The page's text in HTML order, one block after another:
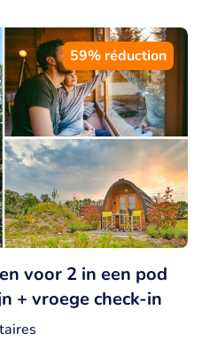
59% réduction
voor 2 in een pod
+ vroege check-in